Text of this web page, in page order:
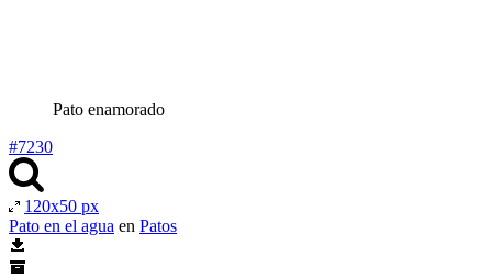
Pato enamorado
#7230
120x50 px
Pato en el agua en Patos